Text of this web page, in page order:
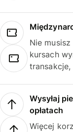
Nie
kursach
Wysyłaj
opłatach
Więcej